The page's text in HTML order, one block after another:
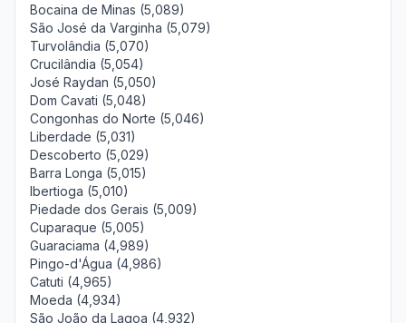
Bocaina de Minas (5,089)
São José da Varginha (5,079)
Turvolândia (5,070)
Crucilândia (5,054)
José Raydan (5,050)
Dom Cavati (5,048)
Congonhas do Norte (5,046)
Liberdade (5,031)
Descoberto (5,029)
Barra Longa (5,015)
Ibertioga (5,010)
Piedade dos Gerais (5,009)
Cuparaque (5,005)
Guaraciama (4,989)
Pingo-d'Água (4,986)
Catuti (4,965)
Moeda (4,934)
São João da Lagoa (4,932)